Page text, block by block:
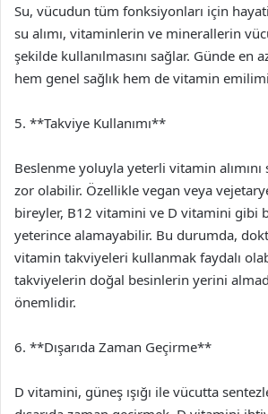
Su, vücudun tüm fonksiyonları için
su alımı, vitaminlerin ve minerallerin
şekilde kullanılmasını sağlar. Günde en
hem genel sağlık hem de vitamin
5. **Takviye Kullanımı**
Beslenme yoluyla yeterli vitamin alımını
zor olabilir. Özellikle vegan veya
bireyler, B12 vitamini ve D vitamini gibi
yeterince alamayabilir. Bu durumda,
vitamin takviyeleri kullanmak faydalı
takviyelerin doğal besinlerin yerini
önemlidir.
6. **Dışarıda Zaman Geçirme**
D vitamini, güneş ışığı ile vücutta